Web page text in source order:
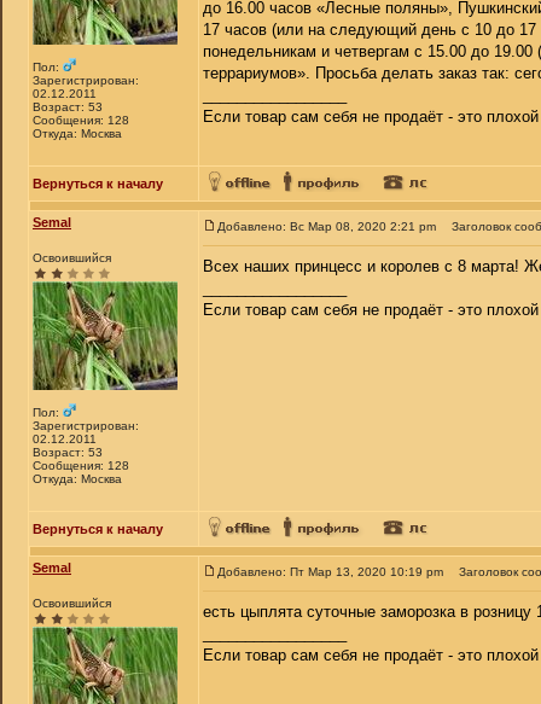
Пол:
Зарегистрирован:
02.12.2011
Возраст: 53
Сообщения: 128
Откуда: Москва
до 16.00 часов «Лесные поляны»,
17 часов (или на следующий день с 10 до
понедельникам и четвергам с 15.00 до
террариумов». Просьба делать заказ так:
Если товар сам себя не продаёт - это
Вернуться к началу
Semal
Освоившийся
Пол:
Зарегистрирован:
02.12.2011
Возраст: 53
Сообщения: 128
Откуда: Москва
Добавлено: Вс Мар 08, 2020 2:21 pm Заголовок
Всех наших принцесс и королев с 8 марта!
Если товар сам себя не продаёт - это
Вернуться к началу
Semal
Освоившийся
Добавлено: Пт Мар 13, 2020 10:19 pm Заголовок
есть цыплята суточные заморозка в розницу
Если товар сам себя не продаёт - это